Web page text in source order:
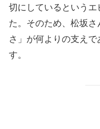
切にしているという
た。そのため、松坂
さ」が何よりの支え
す。